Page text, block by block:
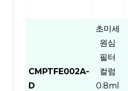
CMPTFE002A-
D
초미세
원심
필터
컬럼
0.8ml